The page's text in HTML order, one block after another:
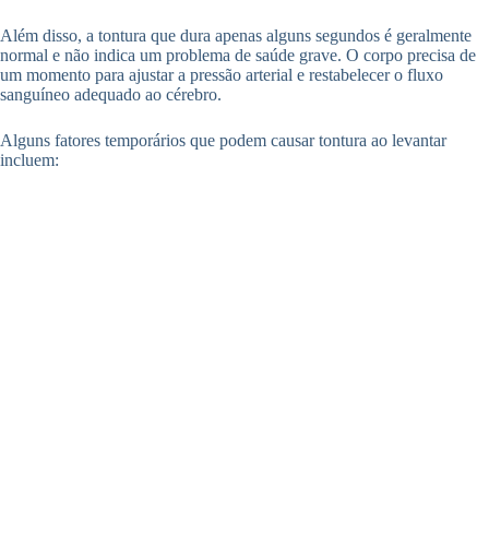
Além disso, a tontura que dura apenas alguns segundos é geralmente
normal e não indica um problema de saúde grave. O corpo precisa de
um momento para ajustar a pressão arterial e restabelecer o fluxo
sanguíneo adequado ao cérebro.
Alguns fatores temporários que podem causar tontura ao levantar
incluem: